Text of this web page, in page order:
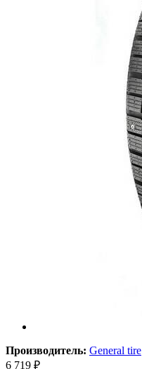
Производитель: General tire
6 719 ₽